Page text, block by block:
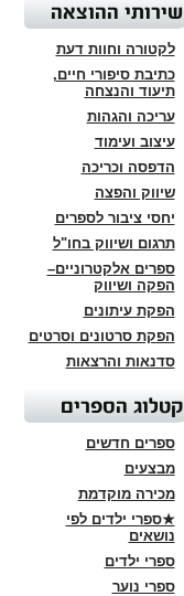
שירותי ההוצאה
לקטורה וחוות דעת
כתיבת סיפורי חיים,
תיעוד והנצחה
עריכה והגהות
עיצוב ועימוד
הדפסה וכריכה
שיווק והפצה
יחסי ציבור לספרים
תרגום ושיווק בחו"ל
ספרים אלקטרוניים–
הפקה ושיווק
הפקת עיתונים
הפקת סרטונים וסרטים
סדנאות והרצאות
קטלוג הספרים
ספרים חדשים
מבצעים
מכירה מוקדמת
★ספרי ילדים לפי
נושאים
ספרי ילדים
ספרי נוער